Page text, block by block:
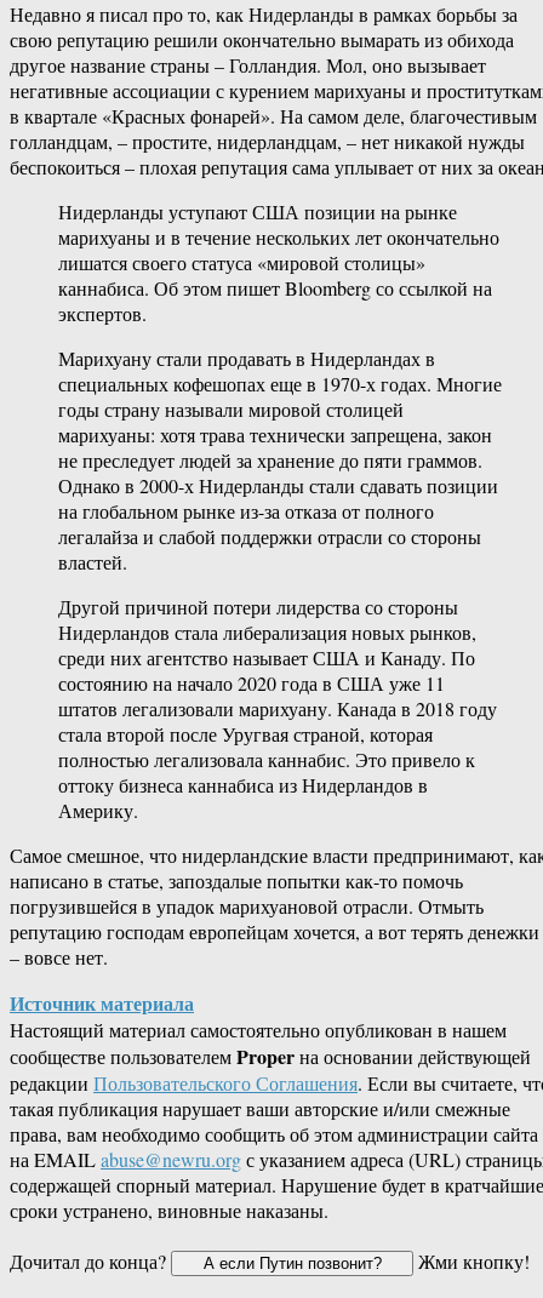
Недавно я писал про то, как Нидерланды в рамках борьбы за
свою репутацию решили окончательно вымарать из обихода
другое название страны – Голландия. Мол, оно вызывает
негативные ассоциации с курением марихуаны и
в квартале «Красных фонарей». На самом деле, благочестивым
голландцам, – простите, нидерландцам, – нет никакой нужды
беспокоиться – плохая репутация сама уплывает от них за
Нидерланды уступают США позиции на рынке
марихуаны и в течение нескольких лет окончательно
лишатся своего статуса «мировой столицы»
каннабиса. Об этом пишет Bloomberg со ссылкой на
экспертов.
Марихуану стали продавать в Нидерландах в
специальных кофешопах еще в 1970-х годах. Многие
годы страну называли мировой столицей
марихуаны: хотя трава технически запрещена, закон
не преследует людей за хранение до пяти граммов.
Однако в 2000-х Нидерланды стали сдавать позиции
на глобальном рынке из-за отказа от полного
легалайза и слабой поддержки отрасли со стороны
властей.
Другой причиной потери лидерства со стороны
Нидерландов стала либерализация новых рынков,
среди них агентство называет США и Канаду. По
состоянию на начало 2020 года в США уже 11
штатов легализовали марихуану. Канада в 2018 году
стала второй после Уругвая страной, которая
полностью легализовала каннабис. Это привело к
оттоку бизнеса каннабиса из Нидерландов в
Америку.
Самое смешное, что нидерландские власти предпринимают,
написано в статье, запоздалые попытки как-то помочь
погрузившейся в упадок марихуановой отрасли. Отмыть
репутацию господам европейцам хочется, а вот терять денежки
– вовсе нет.
Источник материала
Настоящий материал самостоятельно опубликован в нашем
сообществе пользователемProperна основании действующей
редакции Пользовательского Соглашения. Если вы считаете,
такая публикация нарушает ваши авторские и/или смежные
права, вам необходимо сообщить об этом администрации сайта
на EMAILabuse@newru.orgс указанием адреса (URL)
содержащей спорный материал. Нарушение будет в кратчайшие
сроки устранено, виновные наказаны.
Дочитал до конца?
Жми кнопку!